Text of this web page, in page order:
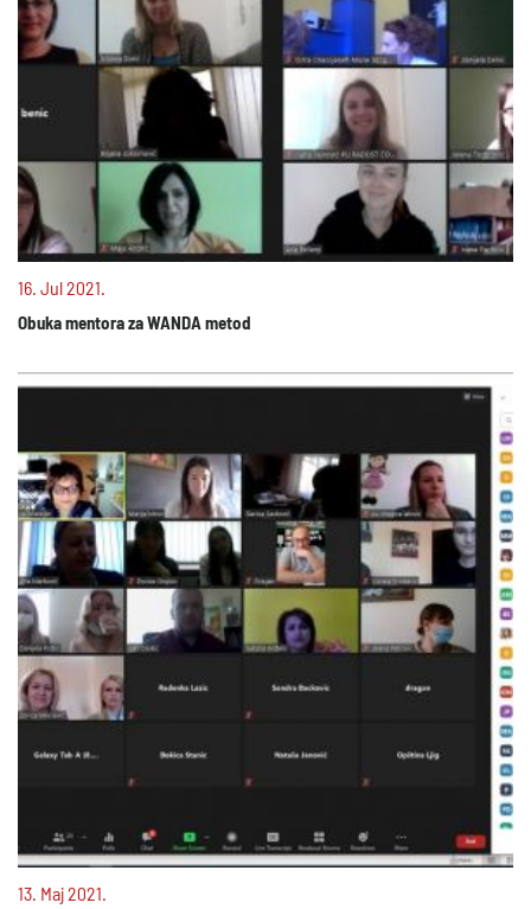
16. Jul 2021.
Obuka mentora za WANDA metod
13. Maj 2021.